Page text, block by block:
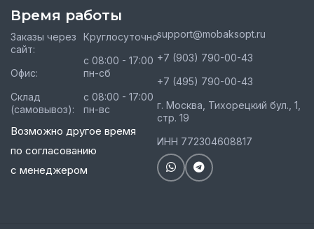
Время работы
Заказы через
сайт:
Офис:
Склад
(самовывоз):
Круглосуточно
с 08:00 - 17:00
пн-сб
с 08:00 - 17:00
пн-вс
Возможно другое время
по согласованию
с менеджером
support@mobaksopt.ru
+7 (903) 790-00-43
+7 (495) 790-00-43
г. Москва, Тихорецкий бул., 1,
стр. 19
ИНН 772304608817